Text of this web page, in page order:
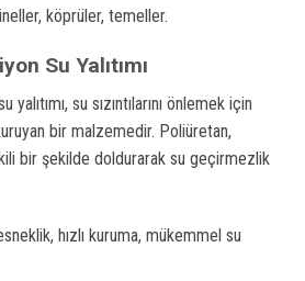
köprüler, temeller.
Su Yalıtımı
yalıtımı, su sızıntılarını önlemek için
bir malzemedir. Poliüretan,
bir şekilde doldurarak su geçirmezlik
hızlı kuruma, mükemmel su